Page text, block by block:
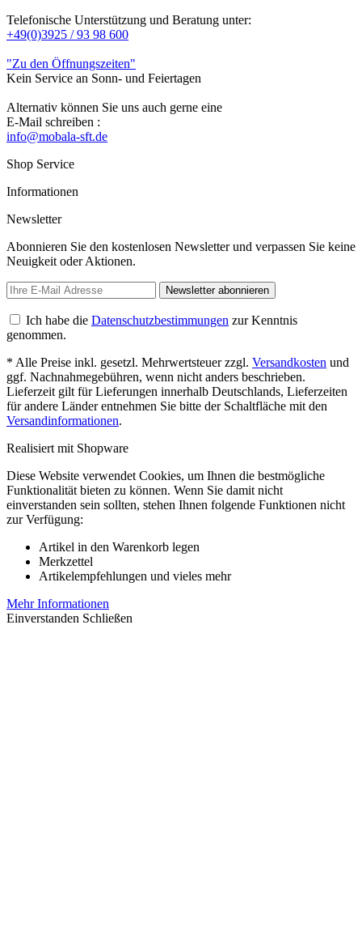
Telefonische Unterstützung und Beratung unter:
+49(0)3925 / 93 98 600
"Zu den Öffnungszeiten"
Kein Service an Sonn- und Feiertagen
Alternativ können Sie uns auch gerne eine
E-Mail schreiben :
info@mobala-sft.de
Shop Service
Informationen
Newsletter
Abonnieren Sie den kostenlosen Newsletter und verpassen Sie keine
Neuigkeit oder Aktionen.
Newsletter abonnieren
Ich habe die Datenschutzbestimmungen zur Kenntnis
genommen.
* Alle Preise inkl. gesetzl. Mehrwertsteuer zzgl. Versandkosten und
ggf. Nachnahmegebühren, wenn nicht anders beschrieben.
Lieferzeit gilt für Lieferungen innerhalb Deutschlands, Lieferzeiten
für andere Länder entnehmen Sie bitte der Schaltfläche mit den
Versandinformationen.
Realisiert mit Shopware
Diese Website verwendet Cookies, um Ihnen die bestmögliche
Funktionalität bieten zu können. Wenn Sie damit nicht
einverstanden sein sollten, stehen Ihnen folgende Funktionen nicht
zur Verfügung:
Artikel in den Warenkorb legen
Merkzettel
Artikelempfehlungen und vieles mehr
Mehr Informationen
Einverstanden Schließen